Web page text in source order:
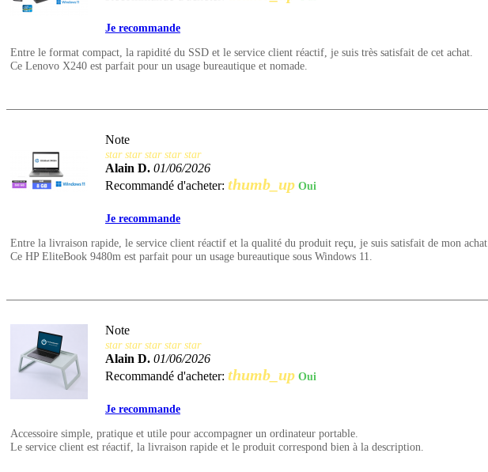
Je recommande
Entre le format compact, la rapidité du SSD et le service client réactif, je suis très satisfait de cet achat.
Ce Lenovo X240 est parfait pour un usage bureautique et nomade.
Note
star star star star star
Alain D. 01/06/2026
Recommandé d'acheter: thumb_up Oui
Je recommande
Entre la livraison rapide, le service client réactif et la qualité du produit reçu, je suis satisfait de mon achat.
Ce HP EliteBook 9480m est parfait pour un usage bureautique sous Windows 11.
Note
star star star star star
Alain D. 01/06/2026
Recommandé d'acheter: thumb_up Oui
Je recommande
Accessoire simple, pratique et utile pour accompagner un ordinateur portable.
Le service client est réactif, la livraison rapide et le produit correspond bien à la description.